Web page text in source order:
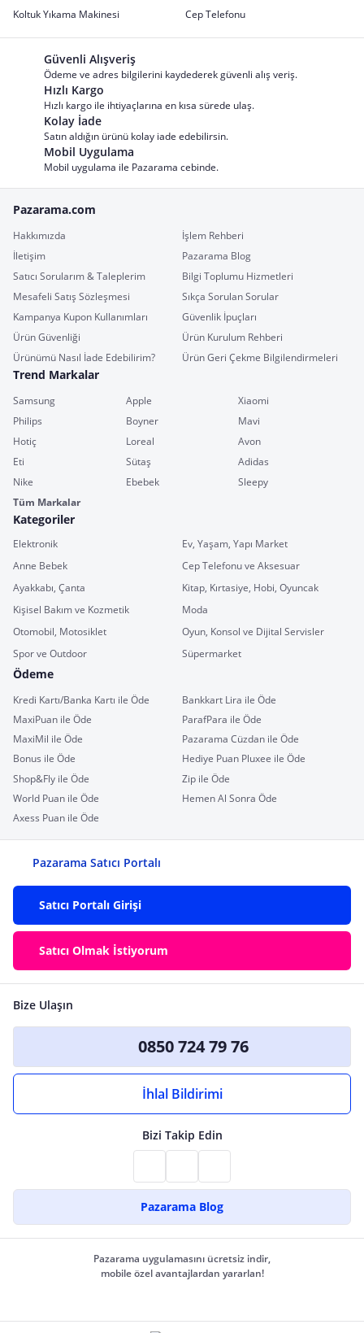
Koltuk Yıkama Makinesi
Cep Telefonu
Güvenli Alışveriş
Ödeme ve adres bilgilerini kaydederek güvenli alış veriş.
Hızlı Kargo
Hızlı kargo ile ihtiyaçlarına en kısa sürede ulaş.
Kolay İade
Satın aldığın ürünü kolay iade edebilirsin.
Mobil Uygulama
Mobil uygulama ile Pazarama cebinde.
Pazarama.com
Hakkımızda
İşlem Rehberi
İletişim
Pazarama Blog
Satıcı Sorularım & Taleplerim
Bilgi Toplumu Hizmetleri
Mesafeli Satış Sözleşmesi
Sıkça Sorulan Sorular
Kampanya Kupon Kullanımları
Güvenlik İpuçları
Ürün Güvenliği
Ürün Kurulum Rehberi
Ürünümü Nasıl İade Edebilirim?
Ürün Geri Çekme Bilgilendirmeleri
Trend Markalar
Samsung Apple
Xiaomi
Philips
Boyner
Mavi
Hotiç
Loreal
Avon
Eti
Sütaş
Adidas
Nike
Ebebek
Sleepy
Tüm Markalar
Kategoriler
Elektronik
Ev, Yaşam, Yapı Market
Anne Bebek
Cep Telefonu ve Aksesuar
Ayakkabı, Çanta
Kitap, Kırtasiye, Hobi, Oyuncak
Kişisel Bakım ve Kozmetik
Moda
Otomobil, Motosiklet
Oyun, Konsol ve Dijital Servisler
Spor ve Outdoor
Süpermarket
Ödeme
Kredi Kartı/Banka Kartı ile Öde
Bankkart Lira ile Öde
MaxiPuan ile Öde
ParafPara ile Öde
MaxiMil ile Öde
Pazarama Cüzdan ile Öde
Bonus ile Öde
Hediye Puan Pluxee ile Öde
Shop&Fly ile Öde
Zip ile Öde
World Puan ile Öde
Hemen Al Sonra Öde
Axess Puan ile Öde
Pazarama Satıcı Portalı
Satıcı Portalı Girişi
Satıcı Olmak İstiyorum
Bize Ulaşın
0850 724 79 76
İhlal Bildirimi
Bizi Takip Edin
Pazarama Blog
Pazarama uygulamasını ücretsiz indir,
mobile özel avantajlardan yararlan!